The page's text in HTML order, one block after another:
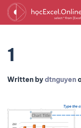
1
Written bydtnguyen